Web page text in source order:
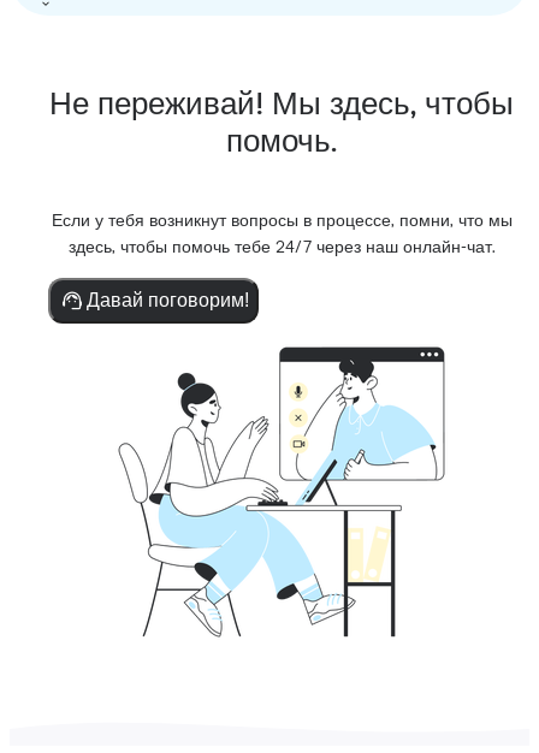
Не переживай! Мы здесь, чтобы
помочь.
Если у тебя возникнут вопросы в процессе, помни, что мы
здесь, чтобы помочь тебе 24/7 через наш онлайн-чат.
Давай поговорим!